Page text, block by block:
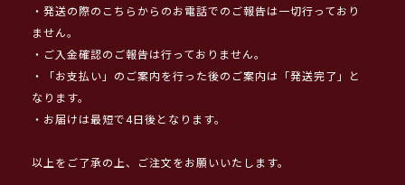
・発送の際のこちらからのお電話でのご報告は一切行っており
ません。
・ご入金確認のご報告は行っておりません。
・「お支払い」のご案内を行った後のご案内は「発送完了」と
なります。
・お届けは最短で4日後となります。
以上をご了承の上、ご注文をお願いいたします。